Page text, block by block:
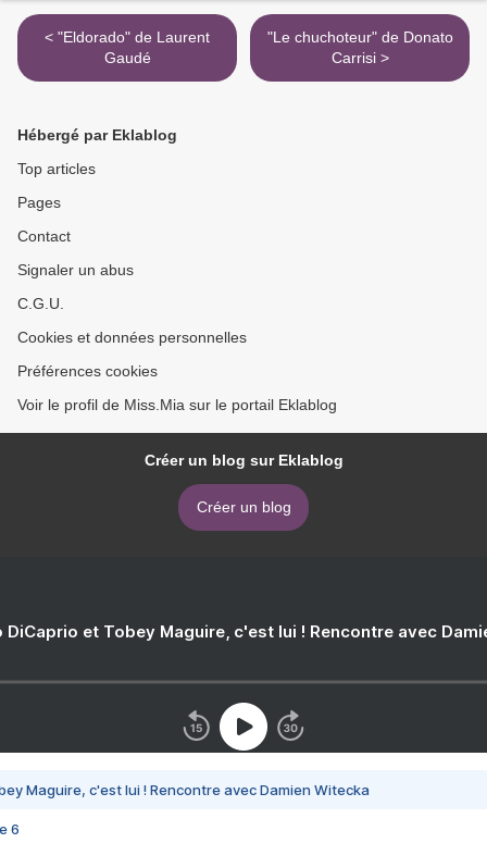
< "Eldorado" de Laurent
Gaudé
"Le chuchoteur" de Donato
Carrisi >
Hébergé par Eklablog
Top articles
Pages
Contact
Signaler un abus
C.G.U.
Cookies et données personnelles
Préférences cookies
Voir le profil de Miss.Mia sur le portail Eklablog
Créer un blog sur Eklablog
Créer un blog
DiCaprio et Tobey Maguire, c'est lui ! Rencontre avec
Maguire, c'est lui ! Rencontre avec Damien Witecka
6